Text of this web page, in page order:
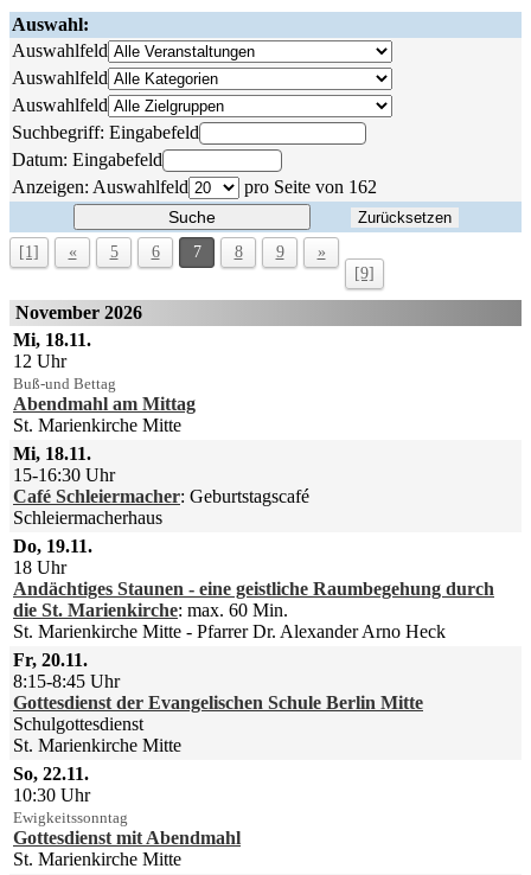
Auswahl:
Auswahlfeld
Auswahlfeld
Auswahlfeld
Suchbegriff: Eingabefeld
Datum: Eingabefeld
Anzeigen: Auswahlfeld pro Seite von 162
Suche
Zurücksetzen
[1]
« 5 6 7 8 9
»
[9]
November 2026
Mi, 18.11.
12 Uhr
Buß-und Bettag
Abendmahl am Mittag
St. Marienkirche Mitte
Mi, 18.11.
15-16:30 Uhr
Café Schleiermacher: Geburtstagscafé
Schleiermacherhaus
Do, 19.11.
18 Uhr
Andächtiges Staunen - eine geistliche Raumbegehung durch
die St. Marienkirche: max. 60 Min.
St. Marienkirche Mitte
Pfarrer Dr. Alexander Arno Heck
Fr, 20.11.
8:15-8:45 Uhr
Gottesdienst der Evangelischen Schule Berlin Mitte
Schulgottesdienst
St. Marienkirche Mitte
So, 22.11.
10:30 Uhr
Ewigkeitssonntag
Gottesdienst mit Abendmahl
St. Marienkirche Mitte